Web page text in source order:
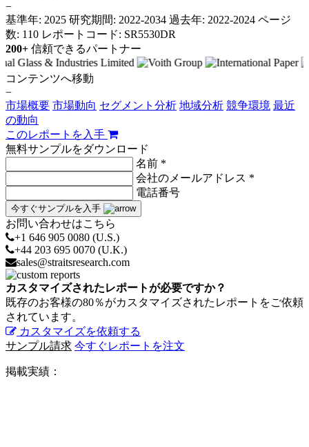
−
基準年: 2025 研究期間: 2022-2034 過去年: 2022-2024 ページ
数: 110 レポートコード: SR5530DR
200+ 信頼できるパートナー
コンテンツへ移動
−
市場概要 市場動向 セグメント分析 地域分析 競争環境 最近
の動向
このレポートを入手
無料サンプルをダウンロード
名前 *
会社のメールアドレス *
電話番号
今すぐサンプルを入手
お問い合わせはこちら
+1 646 905 0080 (U.S.)
+44 203 695 0070 (U.K.)
sales@straitsresearch.com
カスタマイズされたレポートが必要ですか？
既存のお客様の80％がカスタマイズされたレポートをご依頼
されています。
カスタマイズを依頼する
サンプル請求 今すぐレポートを注文
掲載実績：